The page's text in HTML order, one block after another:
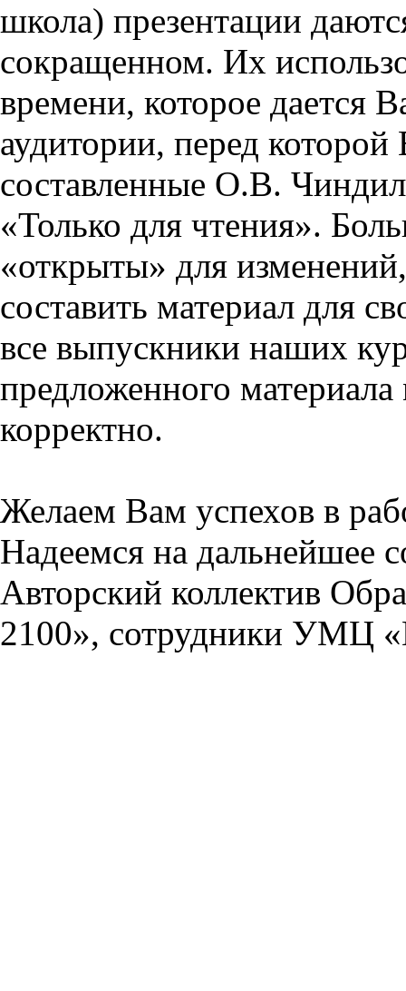
школа) презентации
сокращенном. Их
времени, которое дается
аудитории, перед
составленные О.В.
«Только для чтения».
«открыты» для
составить материал для
все выпускники наших
предложенного
корректно.
Желаем Вам успехов в
Надеемся на дальнейшее
Авторский коллектив
2100», сотрудники УМЦ